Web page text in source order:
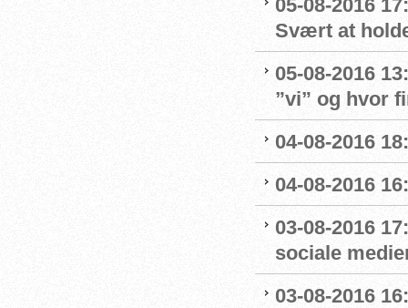
05-08-2016
Svært at
05-08-2016
”vi” og hvor
04-08-2016
04-08-2016
03-08-2016
sociale
03-08-2016